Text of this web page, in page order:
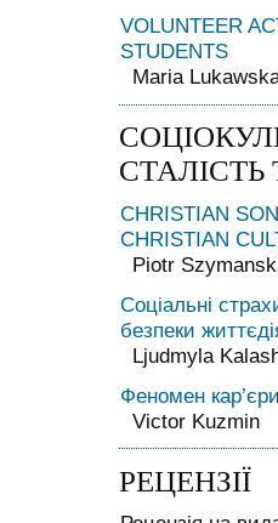
VOLUNTEER
STUDENTS
Maria
СТАЛІСТЬ
CHRISTIAN
CHRISTIAN
Piotr
Соціальні
безпеки
Ljudmyla
Феномен
Victor Kuzmin
РЕЦЕНЗІЇ